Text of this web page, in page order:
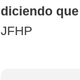
diciendo
JFHP